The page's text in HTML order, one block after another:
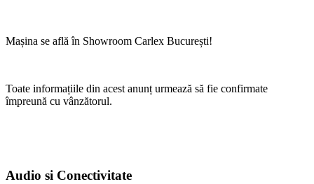
Mașina se află în Showroom Carlex București!
Toate informațiile din acest anunț urmează să fie confirmate
împreună cu vânzătorul.
Audio si Conectivitate